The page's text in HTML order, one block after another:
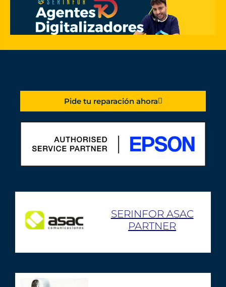
Pide tu reparación ahora
SERINFOR ASAC
PARTNER